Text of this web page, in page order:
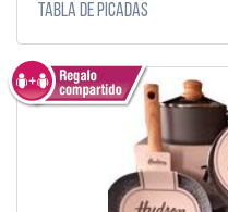
Tabla de picadas